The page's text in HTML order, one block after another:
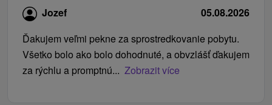
Jozef
05.08.2026
Ďakujem veľmi pekne za sprostredkovanie pobytu.
Všetko bolo ako bolo dohodnuté, a obvzlášť ďakujem
za rýchlu a promptnú... Zobrazit více